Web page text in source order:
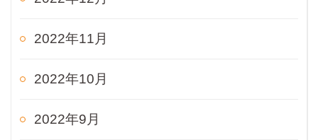
2022年11月
2022年10月
2022年9月